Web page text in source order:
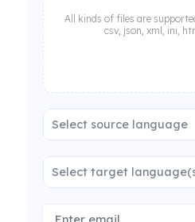
All kinds of files are
csv, json, xml, ini,
Select source language
Select target